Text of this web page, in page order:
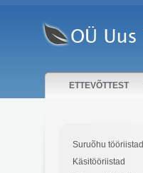
ETTEVÕTTEST
Suruõhu tööriistad
Käsitööriistad